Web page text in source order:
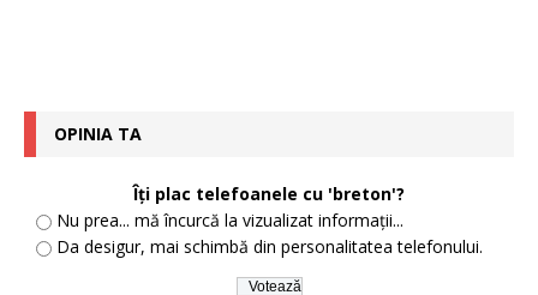
OPINIA TA
Îți plac telefoanele cu 'breton'?
Nu prea... mă încurcă la vizualizat informații...
Da desigur, mai schimbă din personalitatea telefonului.